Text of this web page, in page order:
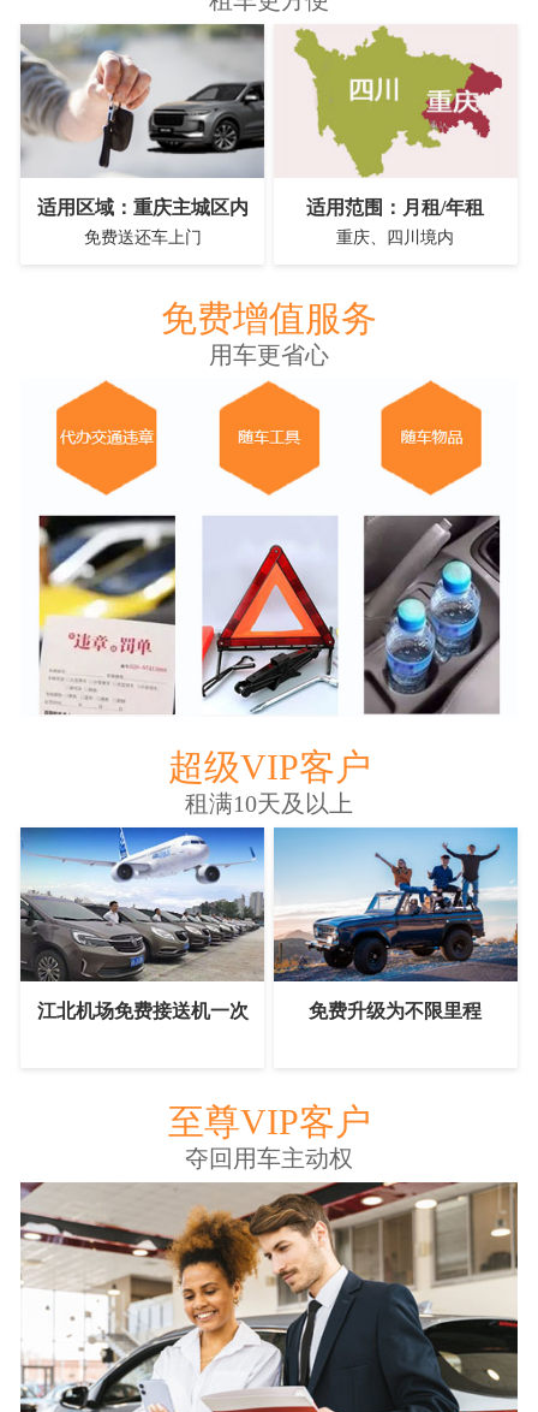
适用区域：重庆主城区内
免费送还车上门
适用范围：月租/年租
重庆、四川境内
免费增值服务
用车更省心
超级VIP客户
租满10天及以上
江北机场免费接送机一次 免费升级为不限里程
至尊VIP客户
夺回用车主动权